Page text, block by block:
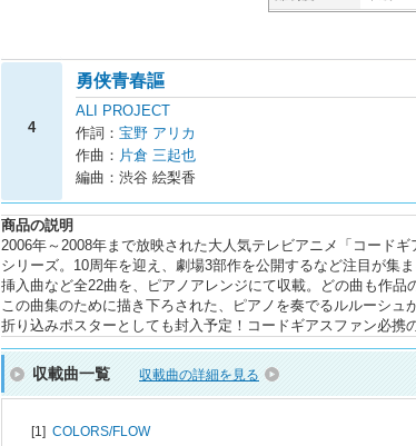
4
勇侠青春謳
ALI PROJECT
作詞： 宝野 アリカ
作曲： 片倉 三起也
編曲：渋谷 絵梨香
商品の説明
2006年～2008年まで放映された大人気テレビアニメ「コード
シリーズ。10周年を迎え、劇場3部作を公開するなど注目が集
挿入曲など全22曲を、ピアノアレンジにて収載。どの曲も作
この曲集のために描き下ろされた、ピアノを奏でるルルーシ
折り込みポスターとしても封入予定！コードギアスファン必携
収載曲一覧 収載曲の詳細を見る
[1] COLORS/FLOW